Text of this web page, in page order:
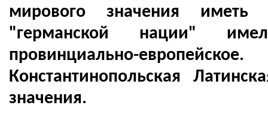
мирового значения
"германской нации"
провинциально-
Константинопольская
значения.